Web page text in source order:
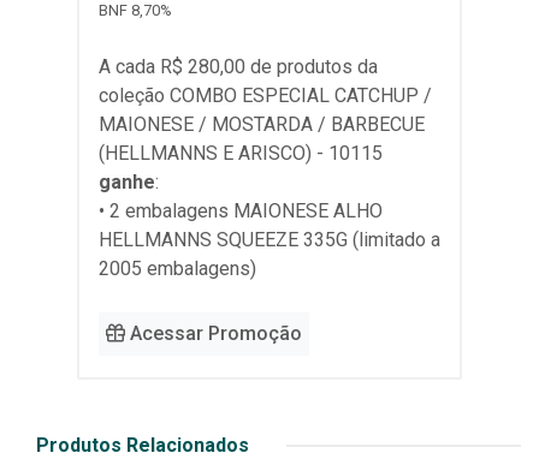
BNF 8,70%
A cada R$ 280,00 de produtos da
coleção COMBO ESPECIAL CATCHUP /
MAIONESE / MOSTARDA / BARBECUE
(HELLMANNS E ARISCO) - 10115
ganhe:
• 2 embalagens MAIONESE ALHO
HELLMANNS SQUEEZE 335G (limitado a
2005 embalagens)
Acessar Promoção
Produtos Relacionados